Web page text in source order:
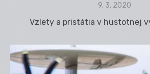
Posted
9. 3. 2020
Vzlety a pristátia v hustotnej